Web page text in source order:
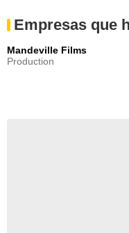
Empresas que
Mandeville Films
Production